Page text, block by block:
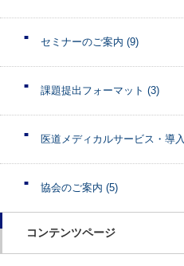
セミナーのご案内 (9)
課題提出フォーマット (3)
医道メディカルサービス・導入
協会のご案内 (5)
コンテンツページ